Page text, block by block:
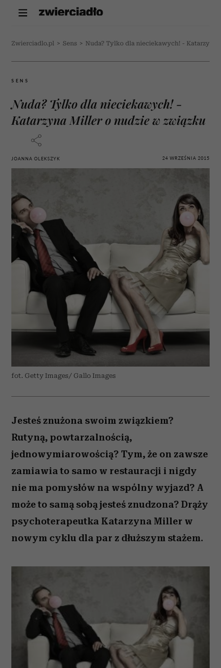
Zwierciadlo.pl > Sens > Nuda? Tylko dla nieciekawych! - Katarzyna
SENS
Nuda? Tylko dla nieciekawych! -
Katarzyna Miller o nudzie w związku
JOANNA OLEKSZYK 24 WRZEŚNIA 2015
fot. Getty Images/ Gallo Images
Jesteś znużona swoim związkiem?
Rutyną, powtarzalnością,
jednowymiarowością? Tym, że on zawsze
zamiawia to samo w restauracji i nigdy
nie ma pomysłów na wspólny wyjazd? A
może to samą sobą jesteś znudzona? Drąży
psychoterapeutka Katarzyna Miller w
nowym cyklu dla par z dłuższym stażem.